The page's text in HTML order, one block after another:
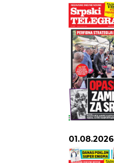
01.08.2026